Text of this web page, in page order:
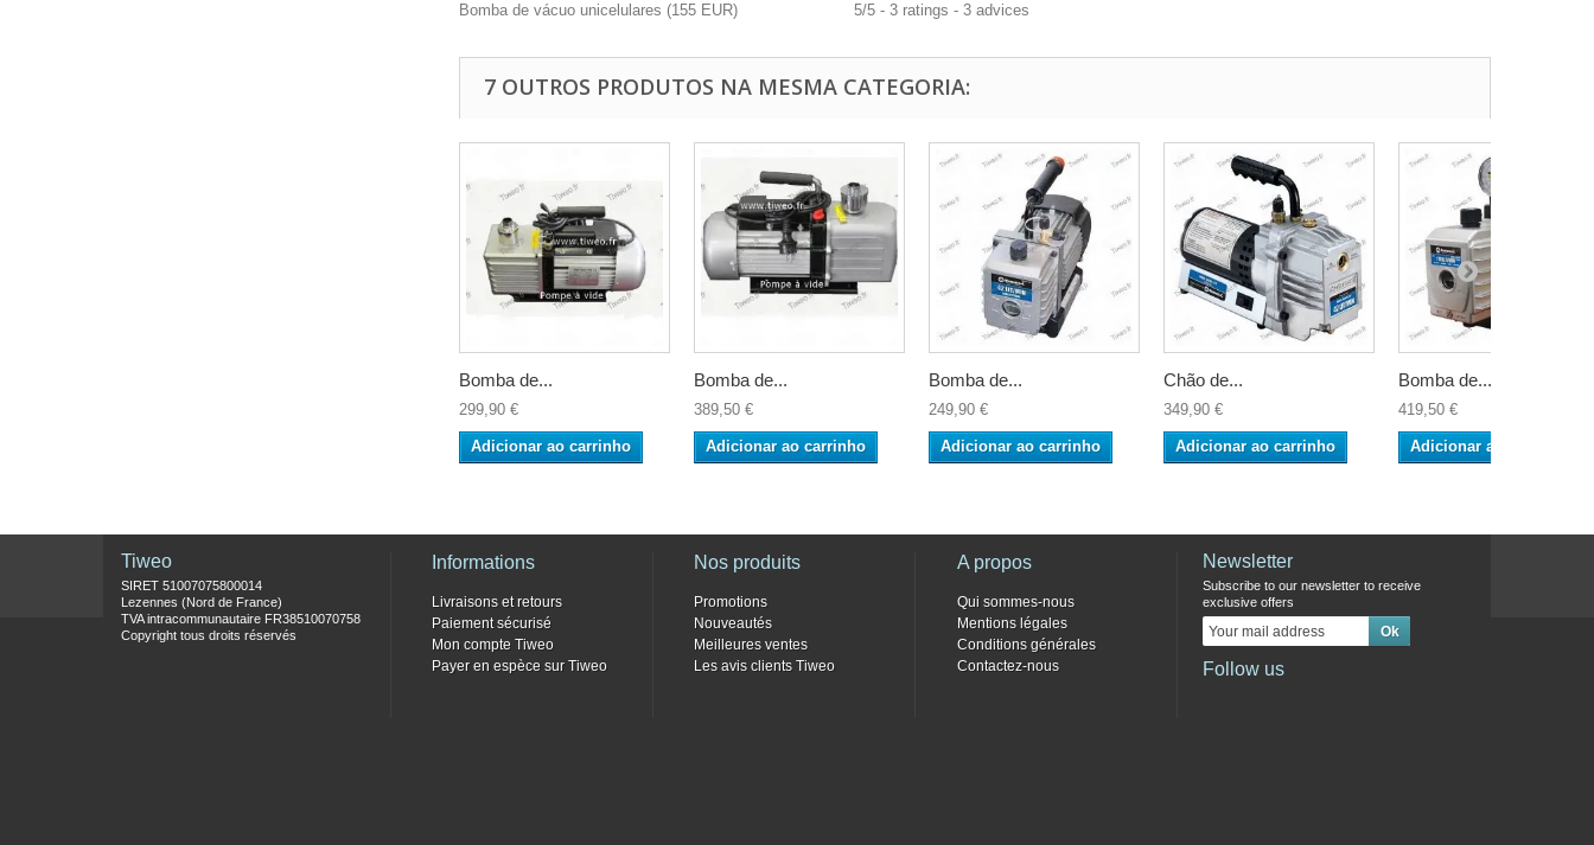
Bomba de vácuo unicelulares (155 EUR) 5/5 - 3 ratings - 3 advices
7 OUTROS PRODUTOS NA MESMA CATEGORIA:
Bomba de...
299,90 €
Adicionar ao carrinho
Bomba de...
389,50 €
Adicionar ao carrinho
Bomba de...
249,90 €
Adicionar ao carrinho
Chão de...
349,90 €
Adicionar ao carrinho
Bomba de...
419,50 €
Adicionar ao carrinho
Tiweo
SIRET 51007075800014
Lezennes (Nord de France)
TVA intracommunautaire FR38510070758
Copyright tous droits réservés
Informations
Livraisons et retours
Paiement sécurisé
Mon compte Tiweo
Payer en espèce sur Tiweo
Nos produits
Promotions
Nouveautés
Meilleures ventes
Les avis clients Tiweo
A propos
Qui sommes-nous
Mentions légales
Conditions générales
Contactez-nous
Newsletter
Subscribe to our newsletter to receive
exclusive offers
Follow us